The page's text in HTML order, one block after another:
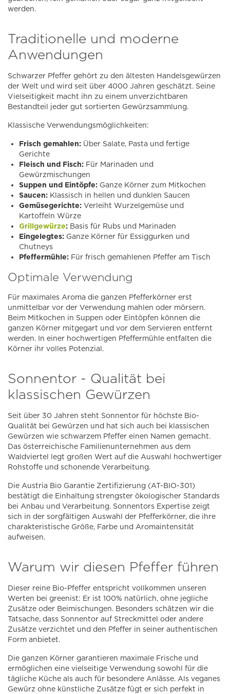
werden.
Traditionelle und moderne
Anwendungen
Schwarzer Pfeffer gehört zu den ältesten Handelsgewürzen
der Welt und wird seit über 4000 Jahren geschätzt. Seine
Vielseitigkeit macht ihn zu einem unverzichtbaren
Bestandteil jeder gut sortierten Gewürzsammlung.
Klassische Verwendungsmöglichkeiten:
Frisch gemahlen: Über Salate, Pasta und fertige
Gerichte
Fleisch und Fisch: Für Marinaden und
Gewürzmischungen
Suppen und Eintöpfe: Ganze Körner zum Mitkochen
Saucen: Klassisch in hellen und dunklen Saucen
Gemüsegerichte: Verleiht Wurzelgemüse und
Kartoffeln Würze
Grillgewürze: Basis für Rubs und Marinaden
Eingelegtes: Ganze Körner für Essiggurken und
Chutneys
Pfeffermühle: Für frisch gemahlenen Pfeffer am Tisch
Optimale Verwendung
Für maximales Aroma die ganzen Pfefferkörner erst
unmittelbar vor der Verwendung mahlen oder mörsern.
Beim Mitkochen in Suppen oder Eintöpfen können die
ganzen Körner mitgegart und vor dem Servieren entfernt
werden. In einer hochwertigen Pfeffermühle entfalten die
Körner ihr volles Potenzial.
Sonnentor - Qualität bei
klassischen Gewürzen
Seit über 30 Jahren steht Sonnentor für höchste Bio-
Qualität bei Gewürzen und hat sich auch bei klassischen
Gewürzen wie schwarzem Pfeffer einen Namen gemacht.
Das österreichische Familienunternehmen aus dem
Waldviertel legt großen Wert auf die Auswahl hochwertiger
Rohstoffe und schonende Verarbeitung.
Die Austria Bio Garantie Zertifizierung (AT-BIO-301)
bestätigt die Einhaltung strengster ökologischer Standards
bei Anbau und Verarbeitung. Sonnentors Expertise zeigt
sich in der sorgfältigen Auswahl der Pfefferkörner, die ihre
charakteristische Größe, Farbe und Aromaintensität
aufweisen.
Warum wir diesen Pfeffer führen
Dieser reine Bio-Pfeffer entspricht vollkommen unseren
Werten bei greenist: Er ist 100% natürlich, ohne jegliche
Zusätze oder Beimischungen. Besonders schätzen wir die
Tatsache, dass Sonnentor auf Streckmittel oder andere
Zusätze verzichtet und den Pfeffer in seiner authentischen
Form anbietet.
Die ganzen Körner garantieren maximale Frische und
ermöglichen eine vielseitige Verwendung sowohl für die
tägliche Küche als auch für besondere Anlässe. Als veganes
Gewürz ohne künstliche Zusätze fügt er sich perfekt in